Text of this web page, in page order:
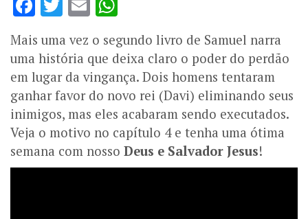
Facebook
Twitter
Email
Mais uma vez o segundo livro de Samuel narra
uma história que deixa claro o poder do perdão
em lugar da vingança. Dois homens tentaram
ganhar favor do novo rei (Davi) eliminando seus
inimigos, mas eles acabaram sendo executados.
Veja o motivo no capítulo 4 e tenha uma ótima
semana com nosso Deus e Salvador Jesus!